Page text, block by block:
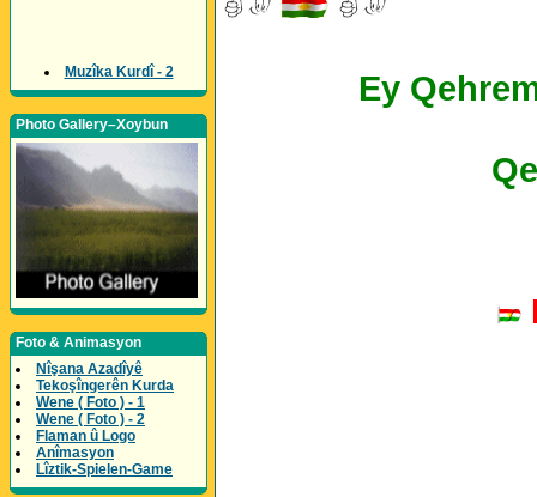
Muzîka Kurdî - 2
Photo Gallery–Xoybun
Foto & Animasyon
Nîşana Azadîyê
Tekoşîngerên Kurda
Wene ( Foto ) - 1
Wene ( Foto ) - 2
Flaman û Logo
Anîmasyon
Lîztik-Spielen-Game
Ey